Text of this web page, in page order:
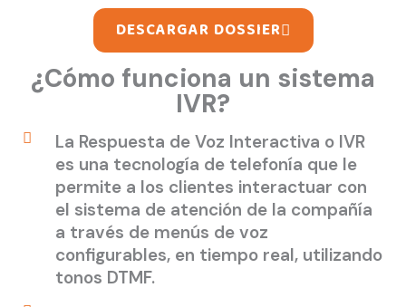
DESCARGAR DOSSIER
¿Cómo funciona un sistema
IVR?
La Respuesta de Voz Interactiva o IVR
es una tecnología de telefonía que le
permite a los clientes interactuar con
el sistema de atención de la compañía
a través de menús de voz
configurables, en tiempo real, utilizando
tonos DTMF.